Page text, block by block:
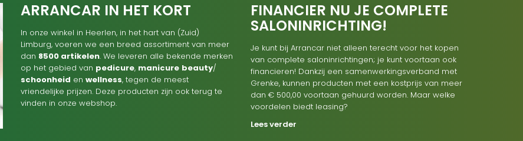
ARRANCAR IN HET KORT
In onze winkel in Heerlen, in het hart van (Zuid)
Limburg, voeren we een breed assortiment van meer
dan 8500 artikelen. We leveren alle bekende merken
op het gebied van pedicure, manicure beauty/
schoonheid en wellness, tegen de meest
vriendelijke prijzen. Deze producten zijn ook terug te
vinden in onze webshop.
FINANCIER NU JE COMPLETE
SALONINRICHTING!
Je kunt bij Arrancar niet alleen terecht voor het kopen
van complete saloninrichtingen; je kunt voortaan ook
financieren! Dankzij een samenwerkingsverband met
Grenke, kunnen producten met een kostprijs van meer
dan € 500,00 voortaan gehuurd worden. Maar welke
voordelen biedt leasing?
Lees verder